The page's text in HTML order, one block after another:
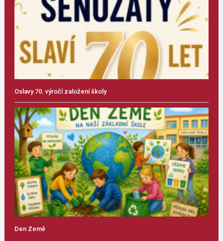
Oslavy 70. výročí založení školy
Den Země